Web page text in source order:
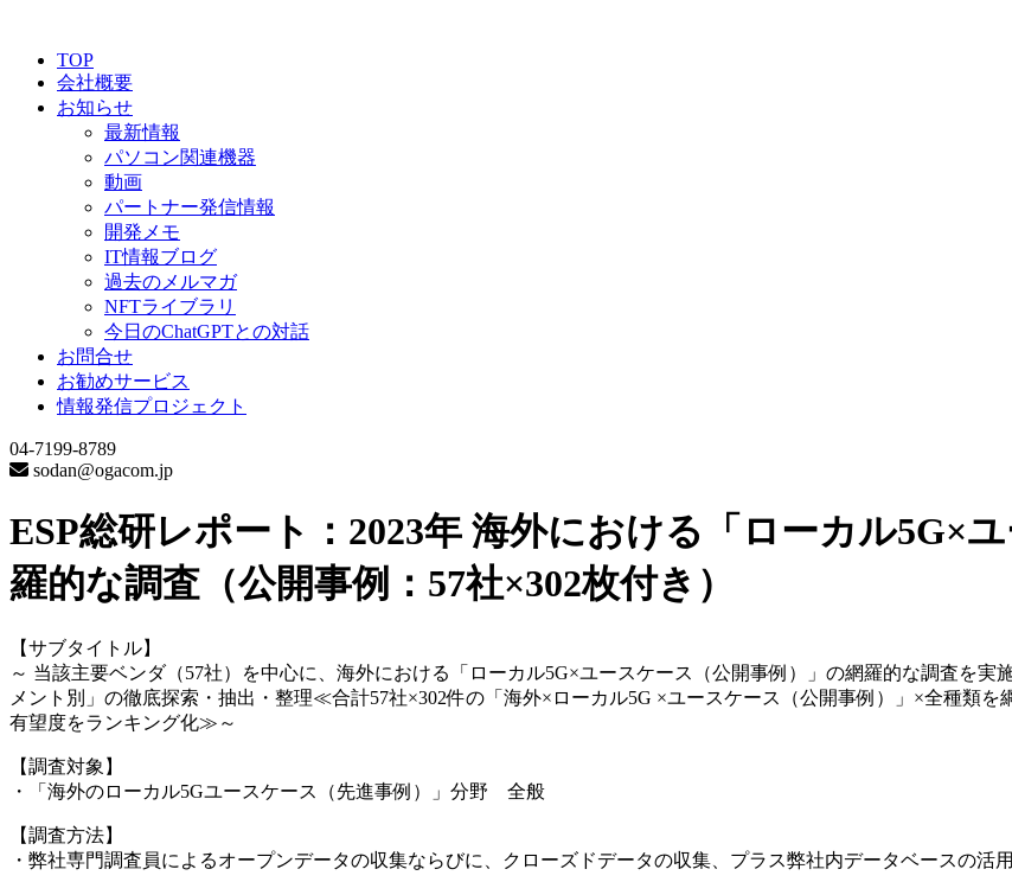
TOP
会社概要
お知らせ
最新情報
パソコン関連機器
動画
パートナー発信情報
開発メモ
IT情報ブログ
過去のメルマガ
NFTライブラリ
今日のChatGPTとの対話
お問合せ
お勧めサービス
情報発信プロジェクト
04-7199-8789
sodan@ogacom.jp
ESP総研レポート：2023年 海外における「ローカル5G×
羅的な調査（公開事例：57社×302枚付き）
【サブタイトル】
～ 当該主要ベンダ（57社）を中心に、海外における「ローカル5G×ユースケース（公開事例）」の網羅的な調査を
メント別」の徹底探索・抽出・整理≪合計57社×302件の「海外×ローカル5G ×ユースケース（公開事例）」×全種類
有望度をランキング化≫～
【調査対象】
・「海外のローカル5Gユースケース（先進事例）」分野 全般
【調査方法】
・弊社専門調査員によるオープンデータの収集ならびに、クローズドデータの収集、プラス弊社内データベースの活